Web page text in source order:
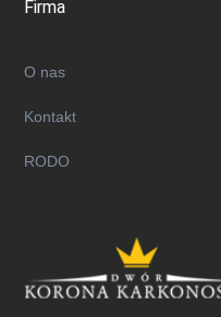
Firma
O nas
Kontakt
RODO